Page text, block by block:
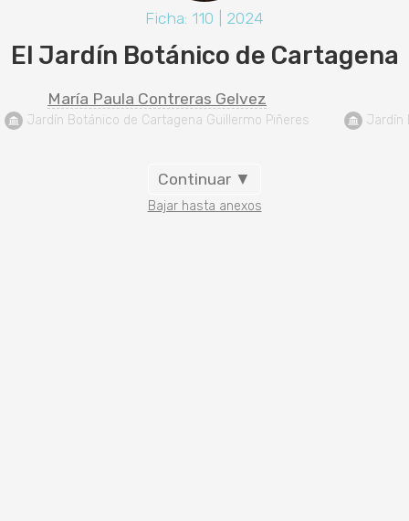
Ficha: 110 | 2024
El Jardín Botánico de Cartagena
María Paula Contreras Gelvez
Jardín Botánico de Cartagena Guillermo Piñeres Jardín
Continuar ▼
Bajar hasta anexos